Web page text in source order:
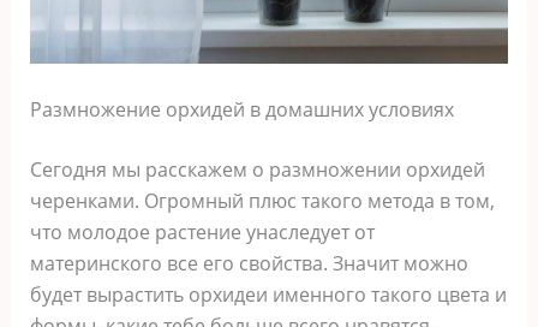
Размножение орхидей в домашних условиях
Сегодня мы расскажем о размножении орхидей
черенками. Огромный плюс такого метода в том,
что молодое растение унаследует от
материнского все его свойства. Значит можно
будет вырастить орхидеи именного такого цвета и